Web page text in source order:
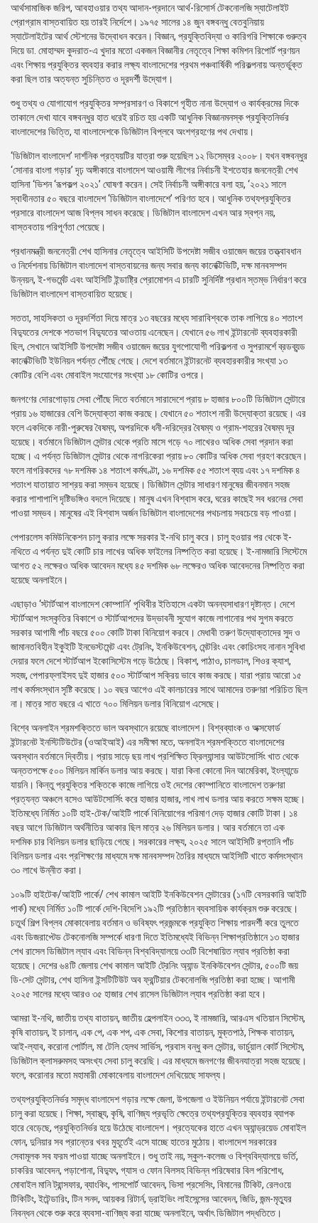
আর্থসামাজিক জরিপ, আবহাওয়ার তথ্য আদান-প্রদানে আর্থ-রিসোর্স টেকনোলজি স্যাটেলাইট
প্রোগ্রাম বাস্তবায়িত হয় তারই নির্দেশে। ১৯৭৫ সালের ১৪ জুন বঙ্গবন্ধু বেতবুনিয়ায়
স্যাটেলাইটের আর্থ স্টেশনের উদ্বোধন করেন। বিজ্ঞান, প্রযুক্তিবিদ্যা ও কারিগরি শিক্ষাকে গুরুত্ব
দিয়ে ডা. মোহাম্মদ কুদরাত-এ খুদার মতো একজন বিজ্ঞানীর নেতৃত্বে শিক্ষা কমিশন রিপোর্ট প্রণয়ন
এবং শিক্ষায় প্রযুক্তির ব্যবহার করার লক্ষ্য বাংলাদেশের প্রথম পঞ্চবার্ষিকী পরিকল্পনায় অন্তর্ভুক্ত
করা ছিল তার অত্যন্ত সুচিন্তিত ও দূরদর্শী উদ্যোগ।
শুধু তথ্য ও যোগাযোগ প্রযুক্তির সম্প্রসারণ ও বিকাশে গৃহীত নানা উদ্যোগ ও কার্যক্রমের দিকে
তাকালে দেখা যাবে বঙ্গবন্ধুর হাত ধরেই রচিত হয় একটি আধুনিক বিজ্ঞানমনস্ক প্রযুক্তিনির্ভর
বাংলাদেশের ভিত্তি, যা বাংলাদেশকে ডিজিটাল বিপ্লবে অংশগ্রহণের পথ দেখায়।
‘ডিজিটাল বাংলাদেশ’ দার্শনিক প্রত্যয়টির যাত্রা শুরু হয়েছিল ১২ ডিসেম্বর ২০০৮। যখন বঙ্গবন্ধুর
‘সোনার বাংলা গড়ার’ দৃঢ় অঙ্গীকারে বাংলাদেশ আওয়ামী লীগের নির্বাচনী ইশতেহার জননেত্রী শেখ
হাসিনা ‘ভিশন ‘রূপকল্প ২০২১’ ঘোষণা করেন। সেই নির্বাচনী অঙ্গীকারে বলা হয়, ‘২০২১ সালে
স্বাধীনতার ৫০ বছরে বাংলাদেশ ‘ডিজিটাল বাংলাদেশে’ পরিণত হবে। আধুনিক তথ্যপ্রযুক্তির
প্রসারে বাংলাদেশ আজ বিপ্লব সাধন করেছে। ডিজিটাল বাংলাদেশ এখন আর স্বপ্ন নয়,
বাস্তবতায় পরিপূর্ণতা পেয়েছে।
প্রধানমন্ত্রী জননেত্রী শেখ হাসিনার নেতৃত্বে আইসিটি উপদেষ্টা সজীব ওয়াজেদ জয়ের তত্ত্বাবধান
ও নির্দেশনায় ডিজিটাল বাংলাদেশ বাস্তবায়নের জন্য সবার জন্য কানেক্টিভিটি, দক্ষ মানবসম্পদ
উন্নয়ন, ই-গভর্মেন্ট এবং আইসিটি ইন্ডাষ্ট্রি প্রোমোশন এ চারটি সুনির্দিষ্ট প্রধান স্তম্ভ নির্ধারণ করে
ডিজিটাল বাংলাদেশ বাস্তবায়িত হয়েছে।
সততা, সাহসিকতা ও দূরদর্শিতা দিয়ে মাত্র ১৩ বছরের মধ্যে সারাবিশ্বকে তাক লাগিয়ে ৪০ শতাংশ
বিদ্যুতের দেশকে শতভাগ বিদ্যুতের আওতায় এনেছেন। যেখানে ৫৬ লাখ ইন্টারনেট ব্যবহারকারী
ছিল, সেখানে আইসিটি উপদেষ্টা সজীব ওয়াজেদ জয়ের যুগপোযোগী পরিকল্পনা ও সুপরামর্শে ব্রডব্যন্ড
কানেক্টিভিটি ইউনিয়ন পর্যন্ত পৌঁছে গেছে। দেশে বর্তমানে ইন্টারনেট ব্যবহারকারীর সংখ্যা ১৩
কোটির বেশি এবং মোবাইল সংযোগের সংখ্যা ১৮ কোটির ওপরে।
জনগণের দোরগোড়ায় সেবা পৌঁছে দিতে বর্তমানে সারাদেশে প্রায় ৮ হাজার ৮০০টি ডিজিটাল সেন্টারে
প্রায় ১৬ হাজারের বেশি উদ্যোক্তা কাজ করছে। যেখানে ৫০ শতাংশ নারী উদ্যোক্তা রয়েছে। এর
ফলে একদিকে নারী-পুরুষের বৈষম্য, অপরদিকে ধনী-দরিদ্রের বৈষম্য ও গ্রাম-শহরের বৈষম্য দূর
হয়েছে। বর্তমানে ডিজিটাল সেন্টার থেকে প্রতি মাসে গড়ে ৭০ লাখেরও অধিক সেবা প্রদান করা
হচ্ছে। এ পর্যন্ত ডিজিটাল সেন্টার থেকে নাগরিকেরা প্রায় ৮০ কোটির অধিক সেবা গ্রহণ করেছেন।
ফলে নাগরিকদের ৭৮ দশমিক ১৪ শতাংশ কর্মঘণ্টা, ১৬ দশমিক ৫৫ শতাংশ ব্যয় এবং ১৭ দশমিক ৪
শতাংশ যাতায়াত সাশ্রয় করা সম্ভব হয়েছে। ডিজিটাল সেন্টার সাধারণ মানুষের জীবনমান সহজ
করার পাশাপাশি দৃষ্টিভঙ্গিও বদলে দিয়েছে। মানুষ এখন বিশ্বাস করে, ঘরের কাছেই সব ধরনের সেবা
পাওয়া সম্ভব। মানুষের এই বিশ্বাস অর্জন ডিজিটাল বাংলাদেশের পথচলায় সবচেয়ে বড় পাওয়া।
পেপারলেস কমিউনিকেশন চালু করার লক্ষে সরকার ই-নথি চালু করে। চালু হওয়ার পর থেকে ই-
নথিতে এ পর্যন্ত দুই কোটি চার লাখের অধিক ফাইলের নিষ্পত্তি করা হয়েছে। ই-নামজারি সিস্টেমে
আগত ৫২ লক্ষেরও অধিক আবেদন মধ্যে ৪৫ দশমিক ৬৮ লক্ষেরও অধিক আবেদনের নিষ্পত্তি করা
হয়েছে অনলাইনে।
এছাড়াও ‘স্টার্টআপ বাংলাদেশ কোম্পানি’ পৃথিবীর ইতিহাসে একটা অনন্যসাধারণ দৃষ্টান্ত। দেশে
স্টার্টআপ সংস্কৃতির বিকাশে ও স্টার্টআপদের উদ্ভাবনী সুযোগ কাজে লাগানোর পথ সুগম করতে
সরকার আগামী পাঁচ বছরে ৫০০ কোটি টাকা বিনিয়োগ করবে। মেধাবী তরুণ উদ্যোক্তাদের সুদ ও
জামানতবিহীন ইকুইটি ইনভেস্টমেন্ট এবং ট্রেনিং, ইনকিউবেশন, মেন্টরিং এবং কোচিংসহ নানান সুবিধা
দেয়ার ফলে দেশে স্টার্টআপ ইকোসিস্টেম গড়ে উঠেছে। বিকাশ, পাঠাও, চালডাল, শিওর ক্যাশ,
সহজ, পেপারফ্লাইসহ দুই হাজার ৫০০ স্টার্টআপ সক্রিয় ভাবে কাজ করছে। যারা প্রায় আরো ১৫
লাখ কর্মসংস্থান সৃষ্টি করেছে। ১০ বছর আগেও এই কালচারের সাথে আমাদের তরুণরা পরিচিত ছিল
না। মাত্র সাত বছরে এ খাতে ৭০০ মিলিয়ন ডলার বিনিয়োগ এসেছে।
বিশ্বে অনলাইন শ্রমশক্তিতে ভাল অবস্থানে রয়েছে বাংলাদেশ। বিশ্বব্যাংক ও অক্সফোর্ড
ইন্টারনেট ইনস্টিটিউটের (ওআইআই) এর সমীক্ষা মতে, অনলাইন শ্রমশক্তিতে বাংলাদেশের
অবস্থান বর্তমানে দ্বিতীয়। প্রায় সাড়ে ছয় লাখ প্রশিক্ষিত ফ্রিল্যান্সার আউটসোর্সিং খাত থেকে
অন্ততপক্ষে ৫০০ মিলিয়ন মার্কিন ডলার আয় করছে। যারা কিনা কোনো দিন আমেরিকা, ইংল্যান্ডে
যায়নি। কিন্তু প্রযুক্তির শক্তিকে কাজে লাগিয়ে ওই দেশের কোম্পানিতে বাংলাদেশ তরুণরা
প্রত্যন্ত অঞ্চলে বসেও আউটসোর্সিং করে হাজার হাজার, লাখ লাখ ডলার আয় করতে সক্ষম হচ্ছে।
ইতিমধ্যে নির্মিত ১০টি হাই-টেক/আইটি পার্কে বিনিয়োগের পরিমাণ দেড় হাজার কোটি টাকা। ১৪
বছর আগে ডিজিটাল অর্থনীতির আকার ছিল মাত্র ২৬ মিলিয়ন ডলার। আর বর্তমানে তা এক
দশমিক চার বিলিয়ন ডলার ছাড়িয়ে গেছে। সরকারের লক্ষ্য, ২০২৫ সালে আইসিটি রপ্তানি পাঁচ
বিলিয়ন ডলার এবং প্রশিক্ষণের মাধ্যমে দক্ষ মানবসম্পদ তৈরির মাধ্যমে আইসিটি খাতে কর্মসংস্থান
৩০ লাখে উন্নীত করা।
১০৯টি হাইটেক/আইটি পার্কে/ শেখ কামাল আইটি ইনকিউবেশন সেন্টারের (১৭টি বেসরকারি আইটি
পার্ক) মধ্যে নির্মিত ১০টি পার্কে দেশি-বিদেশি ১৯২টি প্রতিষ্ঠান ব্যবসায়িক কার্যক্রম শুরু করেছে।
চতুর্থ শিল্প বিপ্লব মোকাবেলায় বর্তমান ও ভবিষ্যৎ প্রজন্মকে প্রযুক্তি শিক্ষায় পারদর্শী করে তুলতে
এবং ডিজরাপ্টেড টেকনোলজি সম্পর্কে ধারণা দিতে ইতিমধ্যেই বিভিন্ন শিক্ষাপ্রতিষ্ঠানে ১৩ হাজার
শেখ রাসেল ডিজিটাল ল্যাব এবং বিভিন্ন বিশ্ববিদ্যালয়ে ৩৩টি বিশেষায়িত ল্যাব প্রতিষ্ঠা করা
হয়েছে। দেশের ৬৪টি জেলায় শেখ কামাল আইটি ট্রেনিং অ্যান্ড ইনকিউবেশন সেন্টার, ৫০০টি জয়
ডি-সেট সেন্টার, শেখ হাসিনা ইন্সটিটিউট অব ফ্রন্টিয়ার টেকনোলজি প্রতিষ্ঠা করা হচ্ছে। আগামী
২০২৫ সালের মধ্যে আরও ৩৫ হাজার শেখ রাসেল ডিজিটাল ল্যাব প্রতিষ্ঠা করা হবে।
আমরা ই-নথি, জাতীয় তথ্য বাতায়ন, জাতীয় হেল্পলাইন ৩৩৩, ই নামজারি, আরএস খতিয়ান সিস্টেম,
কৃষি বাতায়ন, ই চালান, এক পে, এক শপ, এক সেবা, কিশোর বাতায়ন, মুক্তপাঠ, শিক্ষক বাতায়ন,
আই-ল্যাব, করোনা পোর্টাল, মা টেলি হেলথ সার্ভিস, প্রবাস বন্ধু কল সেন্টার, ভার্চুয়াল কোর্ট সিস্টেম,
ডিজিটাল ক্লাসরুমসহ অসংখ্য সেবা চালু করেছি। এর মাধ্যমে জনগণের জীবনযাত্রা সহজ হয়েছে।
ফলে, করোনার মতো মহামারী মোকাবেলায় বাংলাদেশ দেখিয়েছে সাফল্য।
তথ্যপ্রযুক্তিনির্ভর সমৃদ্ধ বাংলাদেশ গড়ার লক্ষে জেলা, উপজেলা ও ইউনিয়ন পর্যায়ে ইন্টারনেট সেবা
চালু করা হয়েছে। শিক্ষা, স্বাস্থ্য, কৃষি, বাণিজ্য প্রভৃতি ক্ষেত্রে তথ্যপ্রযুক্তির ব্যবহার ব্যাপক
হারে বেড়েছে, প্রযুক্তিনির্ভর হয়ে উঠেছে বাংলাদেশ। প্রত্যেকের হাতে এখন অ্যান্ড্রয়েড মোবাইল
ফোন, দুনিয়ার সব প্রান্তের খবর মুহূর্তেই এসে যাচ্ছে হাতের মুঠোয়। বাংলাদেশ সরকারের
সেবামূলক সব ফরম পাওয়া যাচ্ছে অনলাইনে। শুধু তাই নয়, স্কুল-কলেজ ও বিশ্ববিদ্যালয়ে ভর্তি,
চাকরির আবেদন, পড়াশোনা, বিদ্যুৎ, গ্যাস ও ফোন বিলসহ বিভিন্ন পরিষেবার বিল পরিশোধ,
মোবাইল মানি ট্রান্সফার, ব্যাংকিং, পাসপোর্ট আবেদন, ভিসা প্রসেসিং, বিমানের টিকিট, রেলওয়ে
টিকিটিং, ইটেন্ডারিং, টিন সনদ, আয়কর রিটার্ন, ড্রাইভিং লাইসেন্সের আবেদন, জিডি, জন্ম-মৃত্যুর
নিবন্ধন থেকে শুরু করে ব্যবসা-বাণিজ্য করা যাচ্ছে অনলাইনে, অর্থাৎ ডিজিটাল পদ্ধতিতে।